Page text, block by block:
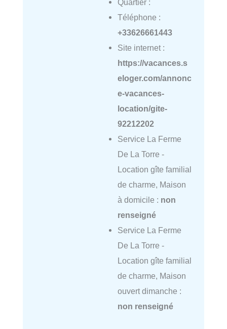
Quartier :
Téléphone :
+33626661443
Site internet :
https://vacances.s
eloger.com/annonc
e-vacances-
location/gite-
92212202
Service La Ferme
De La Torre -
Location gîte familial
de charme, Maison
à domicile : non
renseigné
Service La Ferme
De La Torre -
Location gîte familial
de charme, Maison
ouvert dimanche :
non renseigné